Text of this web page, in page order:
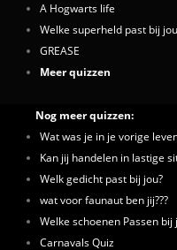
A Hogwarts life
Welke superheld past bij
GREASE
Meer quizzen
Nog meer quizzen:
Wat was je in je vorige
Kan jij handelen in lastige
Welk gedicht past bij jou?
wat voor faunaut ben jij???
Welke schoenen Passen bij
Carnavals Quiz